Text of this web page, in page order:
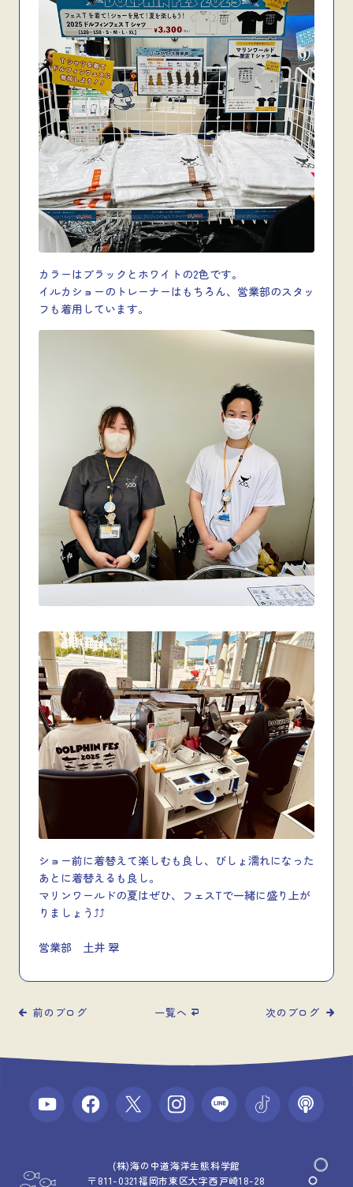
カラーはブラックとホワイトの2色です。
イルカショーのトレーナーはもちろん、営業部のスタッ
フも着用しています。
ショー前に着替えて楽しむも良し、びしょ濡れになった
あとに着替えるも良し。
マリンワールドの夏はぜひ、フェスTで一緒に盛り上が
りましょう⤴︎⤴︎
営業部 土井 翠
前のブログ 一覧へ 次のブログ
(株)海の中道海洋生態科学館
〒811-0321福岡市東区大字西戸崎18-28